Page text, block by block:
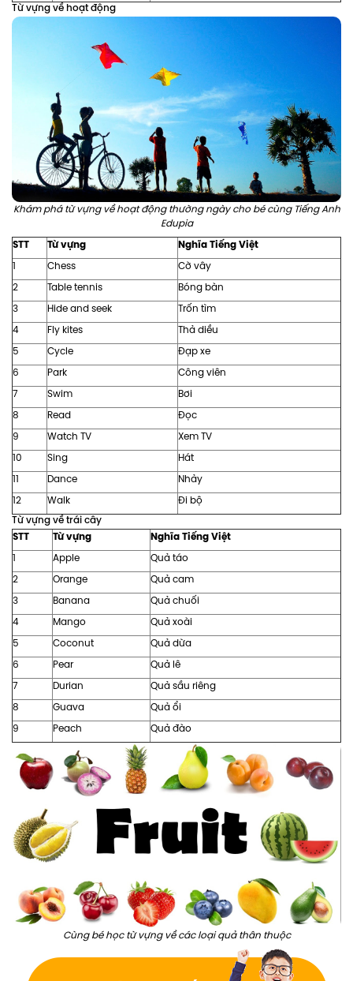
Từ vựng về hoạt động
Khám phá từ vựng về hoạt động thường ngày cho bé cùng Tiếng Anh
Edupia
STT Từ vựng Nghĩa Tiếng Việt
1 Chess
Cờ vây
2
Table tennis
Bóng bàn
3
Hide and seek
Trốn tìm
4
Fly kites
Thả diều
5
Cycle
Đạp xe
6
Park
Công viên
7
Swim
Bơi
8
Read
Đọc
9
Watch TV
Xem TV
10
Sing
Hát
11
Dance
Nhảy
12
Walk
Đi bộ
Từ vựng về trái cây
STT Từ vựng Nghĩa Tiếng Việt
1 Apple
Quả táo
2
Orange
Quả cam
3
Banana
Quả chuối
4
Mango
Quả xoài
5
Coconut
Quả dừa
6
Pear
Quả lê
7
Durian
Quả sầu riêng
8
Guava
Quả ổi
9
Peach Quả đào
Cùng bé học từ vựng về các loại quả thân thuộc